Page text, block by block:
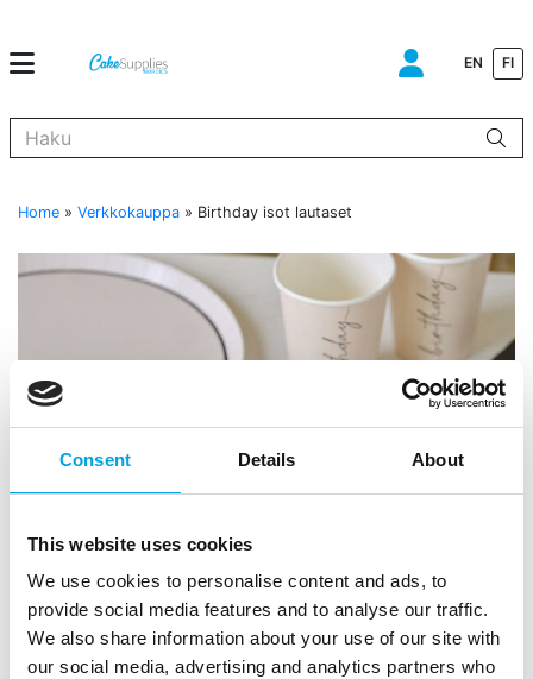
Consent Details About
This website uses cookies
We use cookies to personalise content and ads, to
provide social media features and to analyse our traffic.
We also share information about your use of our site with
our social media, advertising and analytics partners who
EN FI
Home » Verkkokauppa » Birthday isot lautaset